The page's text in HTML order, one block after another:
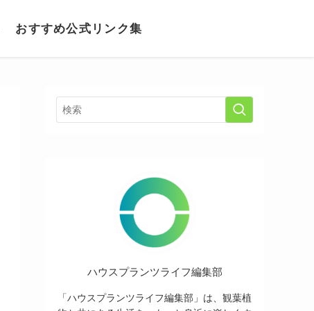
おすすめ公式リンク集
ハウスプランツライフ編集部
「ハウスプランツライフ編集部」は、観葉植